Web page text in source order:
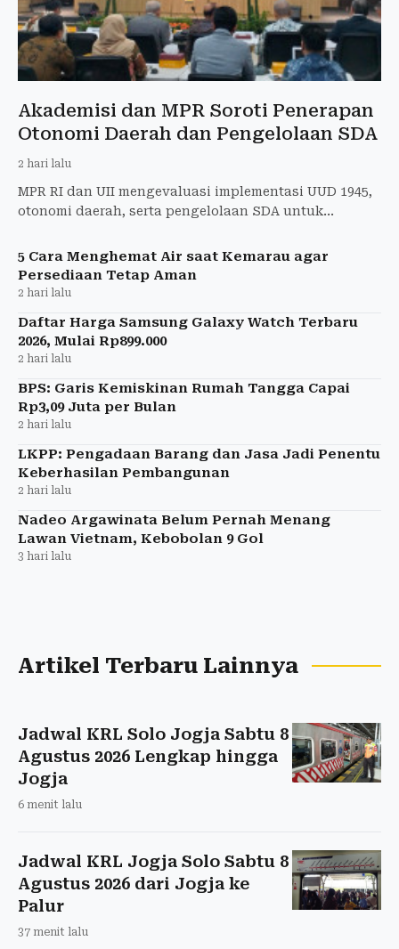
Akademisi dan MPR Soroti Penerapan
Otonomi Daerah dan Pengelolaan SDA
2 hari lalu
MPR RI dan UII mengevaluasi implementasi UUD 1945,
otonomi daerah, serta pengelolaan SDA untuk
5 Cara Menghemat Air saat Kemarau agar
Persediaan Tetap Aman
2 hari lalu
Daftar Harga Samsung Galaxy Watch Terbaru
2026, Mulai Rp899.000
2 hari lalu
BPS: Garis Kemiskinan Rumah Tangga Capai
Rp3,09 Juta per Bulan
2 hari lalu
LKPP: Pengadaan Barang dan Jasa Jadi Penentu
Keberhasilan Pembangunan
2 hari lalu
Nadeo Argawinata Belum Pernah Menang
Lawan Vietnam, Kebobolan 9 Gol
3 hari lalu
Artikel Terbaru Lainnya
Jadwal KRL Solo Jogja Sabtu 8
Agustus 2026 Lengkap hingga
Jogja
6 menit lalu
Jadwal KRL Jogja Solo Sabtu 8
Agustus 2026 dari Jogja ke
Palur
37 menit lalu